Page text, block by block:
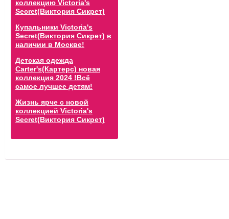
коллекцию Victoria's
Secret(Виктория Сикрет)
Купальники Victoria's
Secret(Виктория Сикрет) в
наличии в Москве!
Детская одежда
Carter's(Картерс) новая
коллекция 2024 !Всё
самое лучшее детям!
Жизнь ярче с новой
коллекцией Victoria's
Secret(Виктория Сикрет)